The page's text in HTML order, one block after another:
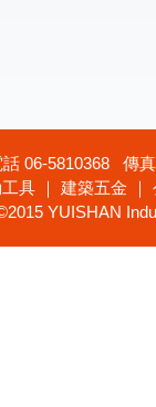
06-5810368 傳
具 ｜ 建築五金
YUISHAN